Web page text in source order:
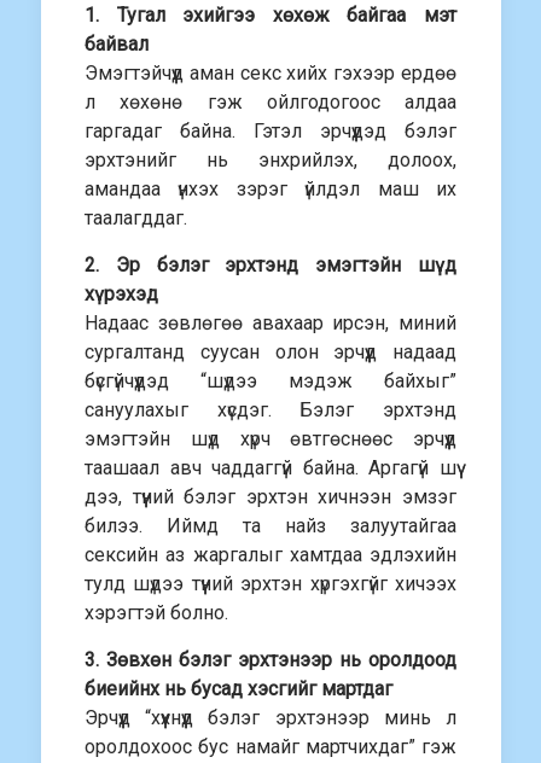
1. Тугал эхийгээ хөхөж байгаа мэт
байвал
Эмэгтэйчүүд аман секс хийх гэхээр ердөө
л хөхөнө гэж ойлгодогоос алдаа
гаргадаг байна. Гэтэл эрчүүдэд бэлэг
эрхтэнийг нь энхрийлэх, долоох,
амандаа үнхэх зэрэг үйлдэл маш их
таалагддаг.
2. Эр бэлэг эрхтэнд эмэгтэйн шүд
хүрэхэд
Надаас зөвлөгөө авахаар ирсэн, миний
сургалтанд суусан олон эрчүүд надаад
бүсгүйчүүдэд “шүдээ мэдэж байхыг”
сануулахыг хүсдэг. Бэлэг эрхтэнд
эмэгтэйн шүд хүрч өвтгөснөөс эрчүүд
таашаал авч чаддаггүй байна. Аргагүй шүү
дээ, түүний бэлэг эрхтэн хичнээн эмзэг
билээ. Иймд та найз залуутайгаа
сексийн аз жаргалыг хамтдаа эдлэхийн
тулд шүдээ түүний эрхтэн хүргэхгүйг хичээх
хэрэгтэй болно.
3. Зөвхөн бэлэг эрхтэнээр нь оролдоод
биеийнх нь бусад хэсгийг мартдаг
Эрчүүд “хүүхнүүд бэлэг эрхтэнээр минь л
оролдохоос бус намайг мартчихдаг” гэж